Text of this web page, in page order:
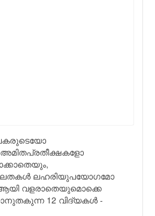
അമിതപ്രതീക്ഷകളോ
ലഹരിയുപയോഗമോ
വളരാതെയുമൊക്കെ
12 വിദ്യകള്‍ -